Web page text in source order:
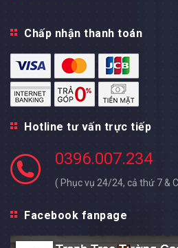
Chấp nhận thanh toán
Hotline tư vấn trực tiếp
0396.007.234
( Phục vụ 24/24, cả thứ 7 &
Facebook fanpage